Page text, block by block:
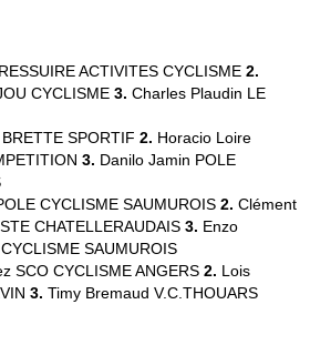
ACTIVITES CYCLISME 2.
CYCLISME 3. Charles Plaudin LE
BRETTE SPORTIF 2. Horacio Loire
3. Danilo Jamin POLE
CYCLISME SAUMUROIS 2. Clément
CHATELLERAUDAIS 3. Enzo
SAUMUROIS
SCO CYCLISME ANGERS 2. Lois
3. Timy Bremaud V.C.THOUARS